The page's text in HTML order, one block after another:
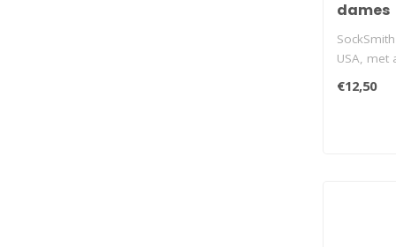
dames
USA, met
€12,50